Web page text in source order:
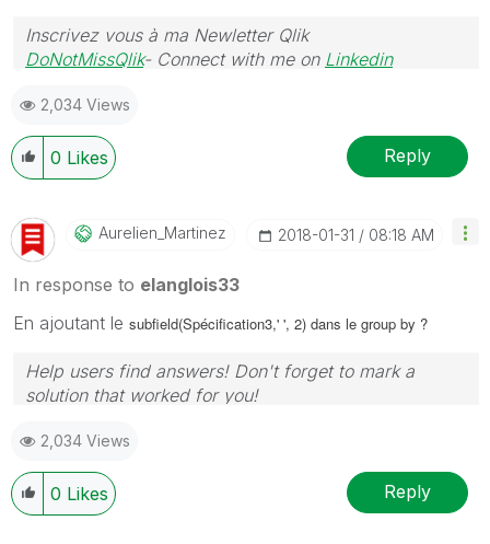
Inscrivez vous à ma Newletter Qlik
DoNotMissQlik- Connect with me on Linkedin
2,034 Views
0 Likes Reply
Aurelien_MartinEz ‎2018-01-31 08:18 AM
In response to elanglois33
En ajoutant le subfield(Spécification3,' ', 2) dans le group by ?
Help users find answers! Don't forget to mark a
solution that worked for you!
2,034 Views
0 Likes Reply